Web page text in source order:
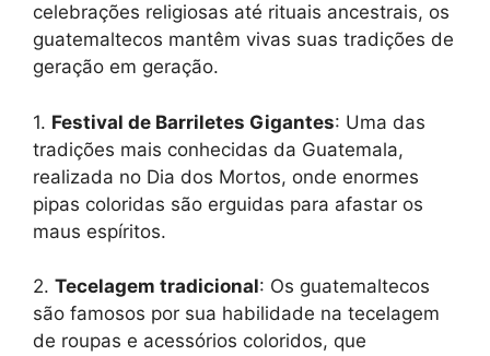
celebrações religiosas até rituais ancestrais, os
guatemaltecos mantêm vivas suas tradições de
geração em geração.
1. Festival de Barriletes Gigantes: Uma das
tradições mais conhecidas da Guatemala,
realizada no Dia dos Mortos, onde enormes
pipas coloridas são erguidas para afastar os
maus espíritos.
2. Tecelagem tradicional: Os guatemaltecos
são famosos por sua habilidade na tecelagem
de roupas e acessórios coloridos, que